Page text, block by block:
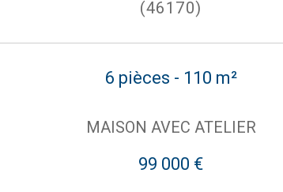
(46170)
6 pièces - 110 m²
MAISON AVEC ATELIER
99 000 €